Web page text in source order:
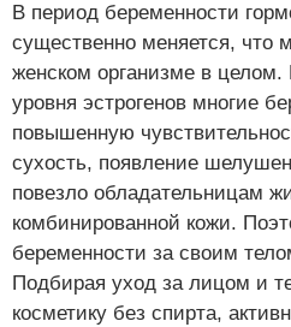
В период беременности
существенно меняется, что
женском организме в целом.
уровня эстрогенов многие
повышенную
сухость, появление
повезло обладательницам
комбинированной кожи.
беременности за своим
Подбирая уход за лицом и
косметику без спирта,